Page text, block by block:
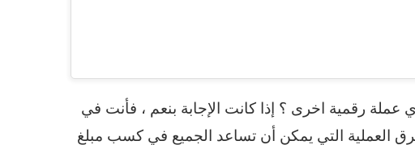
عملة رقمية اخرى ؟ إذا كانت الإجابة بنعم ، فأنت في
العملية التي يمكن أن تساعد الجميع في كسب مبلغ